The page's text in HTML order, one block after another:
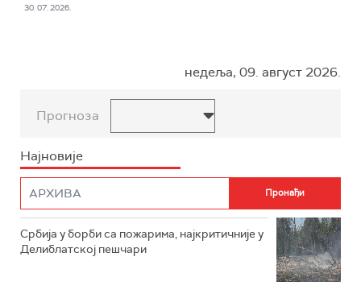
30. 07. 2026.
недеља, 09. август 2026.
Прогноза
Најновије
Србија у борби са пожарима, најкритичније у
Делиблатској пешчари